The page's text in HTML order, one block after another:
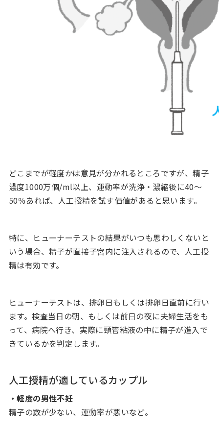
どこまでが軽度かは意見が分かれるところですが、精子
濃度1000万個/ml以上、運動率が洗浄・濃縮後に40～
50％あれば、人工授精を試す価値があると思います。
特に、ヒューナーテストの結果がいつも思わしくないと
いう場合、精子が直接子宮内に注入されるので、人工授
精は有効です。
ヒューナーテストは、排卵日もしくは排卵日直前に行い
ます。検査当日の朝、もしくは前日の夜に夫婦生活をも
って、病院へ行き、実際に頸管粘液の中に精子が進入で
きているかを判定します。
人工授精が適しているカップル
・軽度の男性不妊
精子の数が少ない、運動率が悪いなど。